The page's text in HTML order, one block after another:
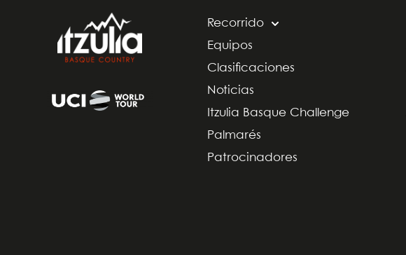
Recorrido
Equipos
Clasificaciones
Noticias
Itzulia Basque Challenge
Palmarés
Patrocinadores